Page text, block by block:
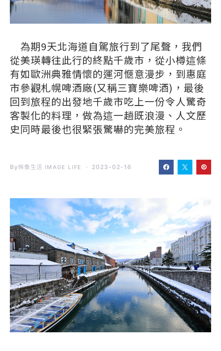
為期9天北海道自駕旅行到了尾聲，我們
從美瑛轉往此行的終點千歲市，從小樽這條
有如歐洲典雅情懷的運河愜意漫步，到惠庭
市參觀札幌啤酒廠(又稱三寶樂啤酒)，最後
回到旅程的出發地千歲市吃上一份令人驚奇
客製化的料理，做為這一趟既浪漫、人文歷
史同時最後也很緊張驚嚇的完美旅程。
By 映像生活 IMAGE LIFE 2023-02-16